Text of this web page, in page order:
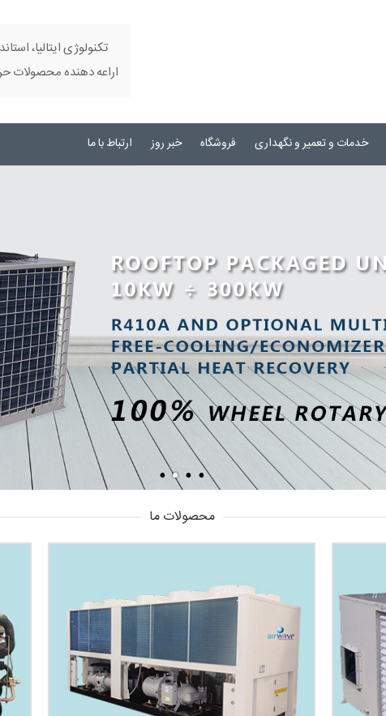
تکنولوژی ایتالیا،
اراعه دهنده محصولات
خدمات و تعمیر و نگهداری فروشگاه خبر روز ارتباط با ما
محصولات ما